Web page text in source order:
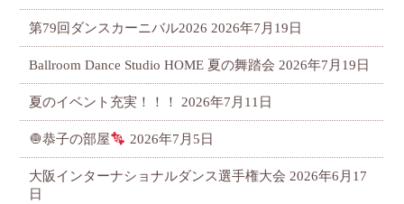
第79回ダンスカーニバル2026 2026年7月19日
Ballroom Dance Studio HOME 夏の舞踏会 2026年7月19日
夏のイベント充実！！！ 2026年7月11日
🧅恭子の部屋 2026年7月5日
大阪インターナショナルダンス選手権大会 2026年6月17
日